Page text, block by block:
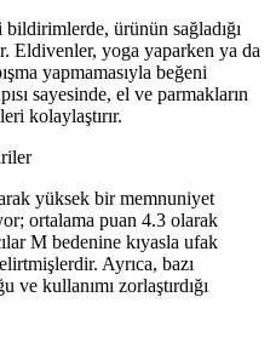
bildirimlerde, ürünün sağladığı
Eldivenler, yoga yaparken ya da
yapmamasıyla beğeni
sayesinde, el ve parmakların
kolaylaştırır.
yüksek bir memnuniyet
ortalama puan 4.3 olarak
M bedenine kıyasla ufak
Ayrıca, bazı
kullanımı zorlaştırdığı